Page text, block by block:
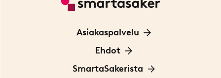
Asiakaspalvelu
Ota yhteyttä
Ehdot
Tietoa evästeistä
SmartaSakerista